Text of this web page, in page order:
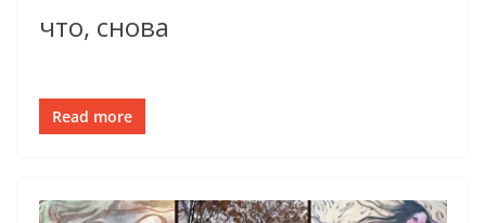
что, снова
Read more